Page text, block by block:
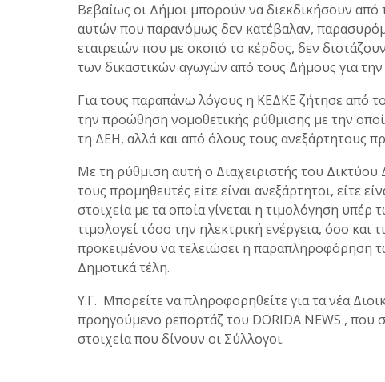
Βεβαίως οι Δήμοι μπορούν να διεκδικήσουν
αυτών που παρανόμως δεν κατέβαλαν,
εταιρειών που με σκοπό το κέρδος, δεν
των δικαστικών αγωγών από τους Δήμους για
Για τους παραπάνω λόγους η ΚΕΔΚΕ ζήτησε από
την προώθηση νομοθετικής ρύθμισης με την
τη ΔΕΗ, αλλά και από όλους τους ανεξάρτητους
Με τη ρύθμιση αυτή ο Διαχειριστής του
τους προμηθευτές είτε είναι ανεξάρτητοι, είτε
στοιχεία με τα οποία γίνεται η τιμολόγηση
τιμολογεί τόσο την ηλεκτρική ενέργεια, όσο
προκειμένου να τελειώσει η παραπληροφόρηση
Δημοτικά τέλη.
Υ.Γ. Μπορείτε να πληροφορηθείτε για τα νέα
προηγούμενο ρεπορτάζ του DORIDA NEWS ,
στοιχεία που δίνουν οι Σύλλογοι.